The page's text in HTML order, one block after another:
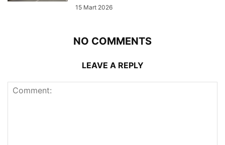
15 Mart 2026
NO COMMENTS
LEAVE A REPLY